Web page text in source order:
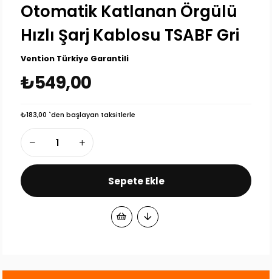
Otomatik Katlanan Örgülü
Hızlı Şarj Kablosu TSABF Gri
Vention Türkiye Garantili
₺549,00
₺183,00 `den başlayan taksitlerle